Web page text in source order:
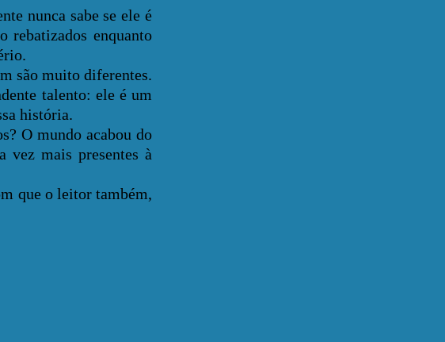
nunca sabe se ele é
rebatizados enquanto
são muito diferentes.
talento: ele é um
história.
O mundo acabou do
vez mais presentes à
que o leitor também,